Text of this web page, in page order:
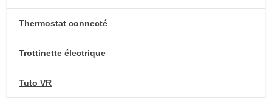
Thermostat connecté
Trottinette électrique
Tuto VR